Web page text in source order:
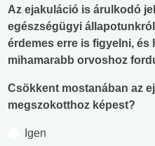
Az ejakuláció is árulkodó
egészségügyi
érdemes erre is figyelni, és
mihamarabb orvoshoz
Csökkent mostanában az
megszokotthoz képest?
Igen